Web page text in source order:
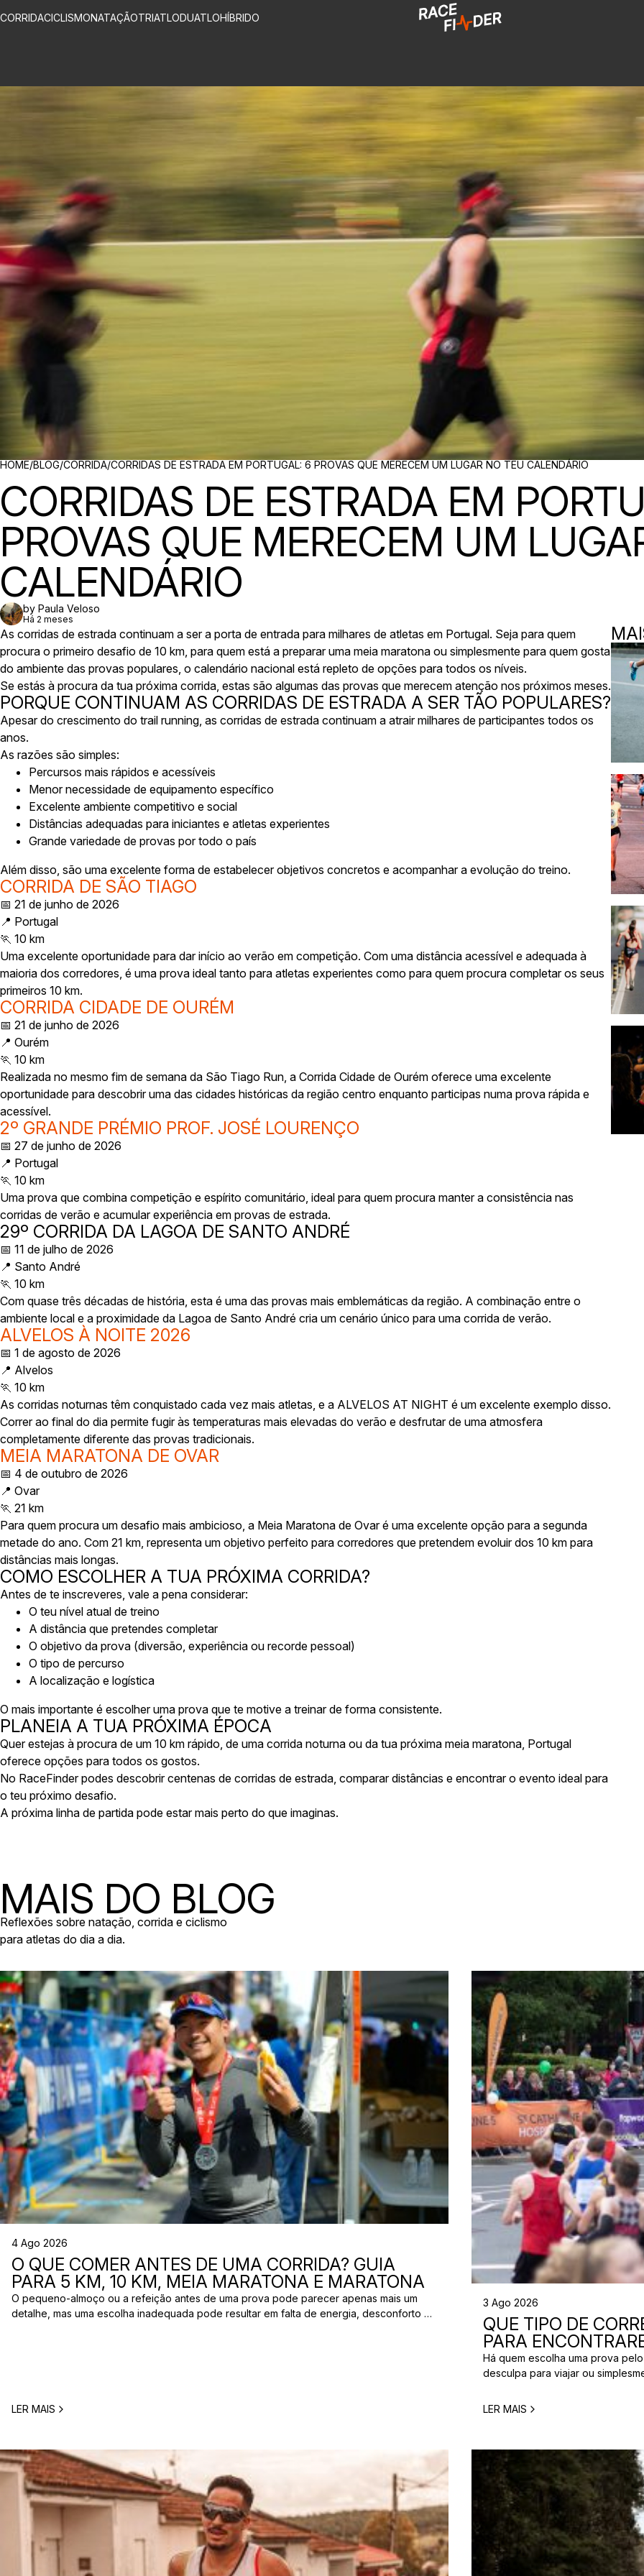
CORRIDACICLISMONATAÇÃOTRIATLODUATLOHÍBRIDO
BREADCRUMBS
HOME/BLOG/CORRIDA/CORRIDAS DE ESTRADA EM PORTUGAL: 6 PROVAS QUE MERECEM UM LUGAR NO TEU CALENDÁRIO
CORRIDAS DE ESTRADA EM
PROVAS QUE MERECEM UM
CALENDÁRIO
by Paula Veloso
Há 2 meses
As corridas de estrada continuam a ser a porta de entrada para milhares de atletas em Portugal. Seja para quem
procura o primeiro desafio de 10 km, para quem está a preparar uma meia maratona ou simplesmente para quem gosta
do ambiente das provas populares, o calendário nacional está repleto de opções para todos os níveis.
Se estás à procura da tua próxima corrida, estas são algumas das provas que merecem atenção nos próximos meses.
PORQUE CONTINUAM AS CORRIDAS DE ESTRADA A SER TÃO POPULARES?
Apesar do crescimento do trail running, as corridas de estrada continuam a atrair milhares de participantes todos os
anos.
As razões são simples:
Percursos mais rápidos e acessíveis
Menor necessidade de equipamento específico
Excelente ambiente competitivo e social
Distâncias adequadas para iniciantes e atletas experientes
Grande variedade de provas por todo o país
Além disso, são uma excelente forma de estabelecer objetivos concretos e acompanhar a evolução do treino.
CORRIDA DE SÃO TIAGO
📅 21 de junho de 2026
📍 Portugal
🏃 10 km
Uma excelente oportunidade para dar início ao verão em competição. Com uma distância acessível e adequada à
maioria dos corredores, é uma prova ideal tanto para atletas experientes como para quem procura completar os seus
primeiros 10 km.
CORRIDA CIDADE DE OURÉM
📅 21 de junho de 2026
📍 Ourém
🏃 10 km
Realizada no mesmo fim de semana da São Tiago Run, a Corrida Cidade de Ourém oferece uma excelente
oportunidade para descobrir uma das cidades históricas da região centro enquanto participas numa prova rápida e
acessível.
2º GRANDE PRÉMIO PROF. JOSÉ LOURENÇO
📅 27 de junho de 2026
📍 Portugal
🏃 10 km
Uma prova que combina competição e espírito comunitário, ideal para quem procura manter a consistência nas
corridas de verão e acumular experiência em provas de estrada.
29º CORRIDA DA LAGOA DE SANTO ANDRÉ
📅 11 de julho de 2026
📍 Santo André
🏃 10 km
Com quase três décadas de história, esta é uma das provas mais emblemáticas da região. A combinação entre o
ambiente local e a proximidade da Lagoa de Santo André cria um cenário único para uma corrida de verão.
ALVELOS À NOITE 2026
📅 1 de agosto de 2026
📍 Alvelos
🏃 10 km
As corridas noturnas têm conquistado cada vez mais atletas, e a ALVELOS AT NIGHT é um excelente exemplo disso.
Correr ao final do dia permite fugir às temperaturas mais elevadas do verão e desfrutar de uma atmosfera
completamente diferente das provas tradicionais.
MEIA MARATONA DE OVAR
📅 4 de outubro de 2026
📍 Ovar
🏃 21 km
Para quem procura um desafio mais ambicioso, a Meia Maratona de Ovar é uma excelente opção para a segunda
metade do ano. Com 21 km, representa um objetivo perfeito para corredores que pretendem evoluir dos 10 km para
distâncias mais longas.
COMO ESCOLHER A TUA PRÓXIMA CORRIDA?
Antes de te inscreveres, vale a pena considerar:
O teu nível atual de treino
A distância que pretendes completar
O objetivo da prova (diversão, experiência ou recorde pessoal)
O tipo de percurso
A localização e logística
O mais importante é escolher uma prova que te motive a treinar de forma consistente.
PLANEIA A TUA PRÓXIMA ÉPOCA
Quer estejas à procura de um 10 km rápido, de uma corrida noturna ou da tua próxima meia maratona, Portugal
oferece opções para todos os gostos.
No RaceFinder podes descobrir centenas de corridas de estrada, comparar distâncias e encontrar o evento ideal para
o teu próximo desafio.
A próxima linha de partida pode estar mais perto do que imaginas.
MAIS DO BLOG
Reflexões sobre natação, corrida e ciclismo
para atletas do dia a dia.
4 Ago 2026
O QUE COMER ANTES DE UMA CORRIDA? GUIA
PARA 5 KM, 10 KM, MEIA MARATONA E MARATONA
O pequeno-almoço ou a refeição antes de uma prova pode parecer apenas mais um
detalhe, mas uma escolha inadequada pode resultar em falta de energia, desconforto no
LER MAIS
3 Ago 2026
QUE TIPO DE
PARA
Há quem escolha uma prova
desculpa para viajar ou
perfeita para um corredor pode
LER MAIS